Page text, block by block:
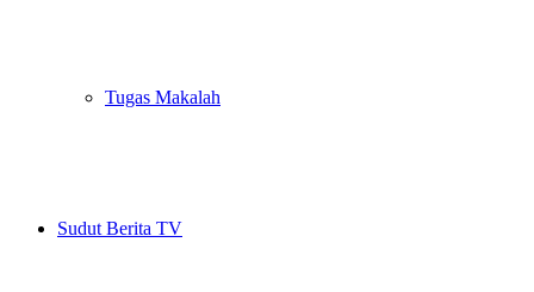
Tugas Makalah
Sudut Berita TV